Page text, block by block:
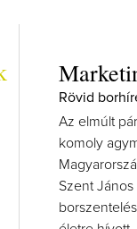
Rövid
Az elmúlt
komoly
Szent